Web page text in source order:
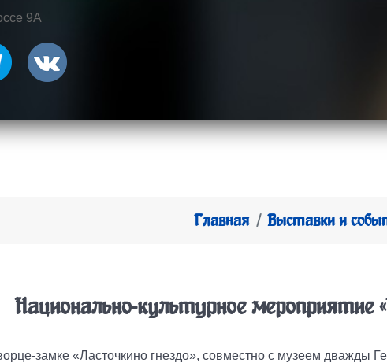
9А
Главная Выставки и
Национально-культурное
замке «Ласточкино гнездо», совместно с музеем дважды